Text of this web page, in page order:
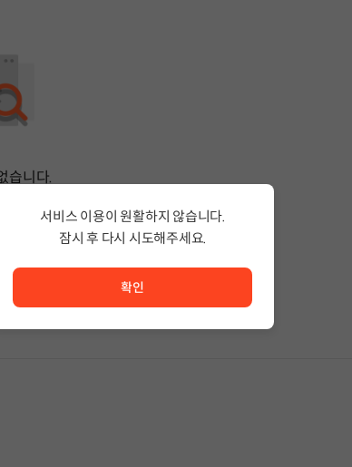
습니다.
터조건을 변경하세요.
서비스 이용이 원활하지 않습니다.
잠시 후 다시 시도해주세요.
확인